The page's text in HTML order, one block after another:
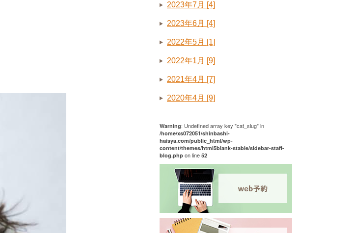
2023年7月 [4]
2023年6月 [4]
2022年5月 [1]
2022年1月 [9]
2021年4月 [7]
2020年4月 [9]
Warning: Undefined array key "cat_slug" in
/home/xs072051/shinbashi-
haisya.com/public_html/wp-
content/themes/html5blank-stable/sidebar-staff-
blog.php on line 52